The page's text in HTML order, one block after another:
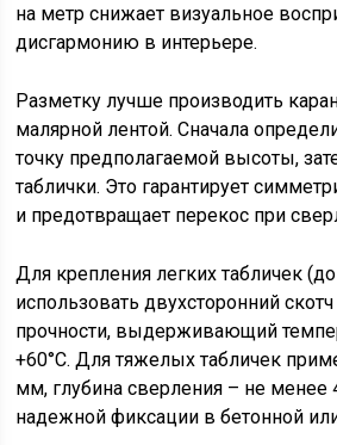
на метр снижает визуальное
дисгармонию в интерьере.
Разметку лучше производить
малярной лентой. Сначала
точку предполагаемой высоты,
таблички. Это гарантирует
и предотвращает перекос при
Для крепления легких табличек
использовать двухсторонний
прочности, выдерживающий
+60°C. Для тяжелых табличек
мм, глубина сверления – не
надежной фиксации в бетонной